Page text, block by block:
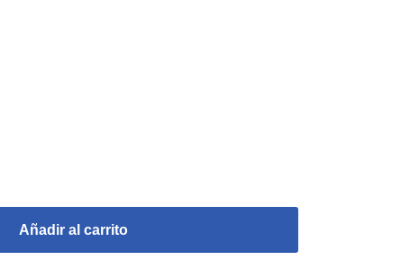
Añadir al carrito